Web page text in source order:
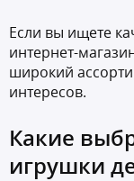
Если вы ищете
интернет-
широкий
интересов.
Какие
игрушки